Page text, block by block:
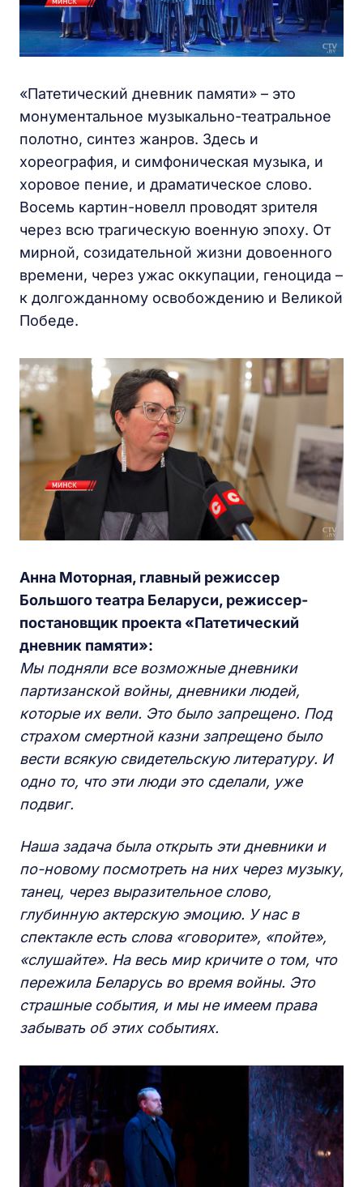
«Патетический дневник памяти» – это
монументальное музыкально-театральное
полотно, синтез жанров. Здесь и
хореография, и симфоническая музыка, и
хоровое пение, и драматическое слово.
Восемь картин-новелл проводят зрителя
через всю трагическую военную эпоху. От
мирной, созидательной жизни довоенного
времени, через ужас оккупации, геноцида –
к долгожданному освобождению и Великой
Победе.
Анна Моторная, главный режиссер
Большого театра Беларуси, режиссер-
постановщик проекта «Патетический
дневник памяти»:
Мы подняли все возможные дневники
партизанской войны, дневники людей,
которые их вели. Это было запрещено. Под
страхом смертной казни запрещено было
вести всякую свидетельскую литературу. И
одно то, что эти люди это сделали, уже
подвиг.
Наша задача была открыть эти дневники и
по-новому посмотреть на них через музыку,
танец, через выразительное слово,
глубинную актерскую эмоцию. У нас в
спектакле есть слова «говорите», «пойте»,
«слушайте». На весь мир кричите о том, что
пережила Беларусь во время войны. Это
страшные события, и мы не имеем права
забывать об этих событиях.